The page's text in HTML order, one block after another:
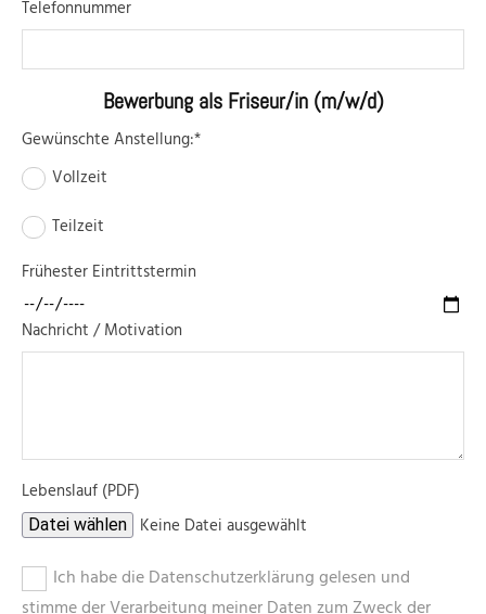
Telefonnummer
Bewerbung als Friseur/in (m/w/d)
Gewünschte Anstellung:*
Vollzeit
Teilzeit
Frühester Eintrittstermin
Nachricht / Motivation
Lebenslauf (PDF)
Datei wählen Keine Datei ausgewählt
Ich habe die Datenschutzerklärung gelesen und